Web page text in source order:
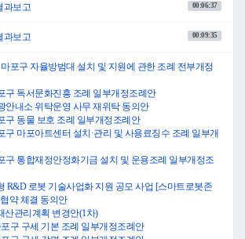
과보고 00:06:37
과보고 00:09:35
포구 자율방범대 설치 및 지원에 관한 조례 전부개정
구 독서문화진흥 조례 일부개정조례안
안내소 위탁운영 사무 재위탁 동의안
구 동물 보호 조례 일부개정조례안
구 마포아트센터 설치·관리 및 사용료징수 조례 일부개
구 통합재정안정화기금 설치 및 운용조례 일부개정조
R&D 로봇 기술사업화 지원 공모 사업 [스마트로봇존
약 체결 동의안
산관리계획 변경안(1차)
구 구세 기본 조례 일부개정조례안